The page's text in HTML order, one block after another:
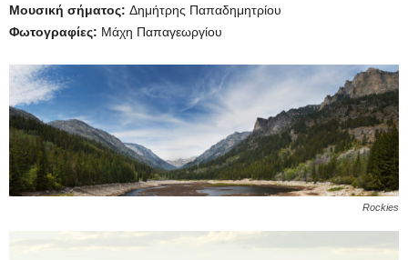
Μουσική σήματος: Δημήτρης Παπαδημητρίου
Φωτογραφίες: Μάχη Παπαγεωργίου
Rockies